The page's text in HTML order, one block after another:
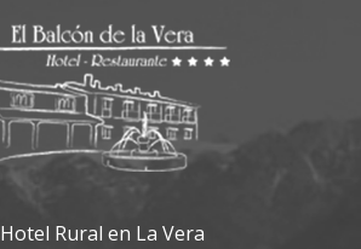
Hotel Rural en La Vera